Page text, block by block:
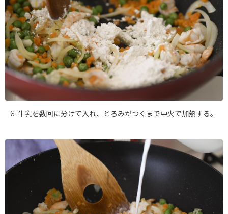
6. 牛乳を数回に分けて入れ、とろみがつくまで中火で加熱する。